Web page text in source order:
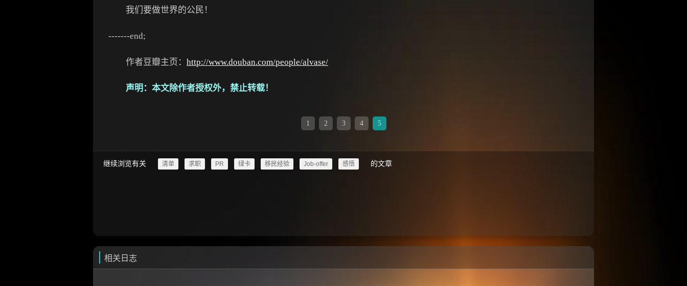
我们要做世界的公民！
-------end;
作者豆瓣主页： http://www.douban.com/people/alvase/
声明：本文除作者授权外，禁止转载！
1 2 3 4 5
继续浏览有关 清单 求职 PR 绿卡 移民经验 Job-offer 感悟 的文章
相关日志